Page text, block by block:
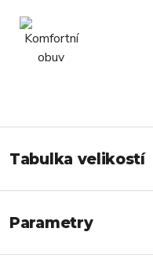
Tabulka velikostí
Parametry